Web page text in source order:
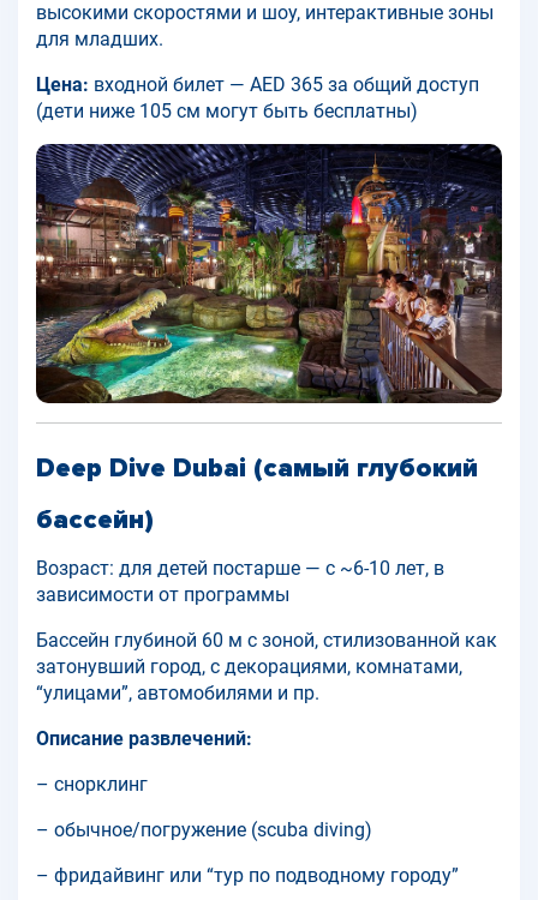
высокими скоростями и шоу, интерактивные зоны
для младших.
Цена: входной билет — AED 365 за общий доступ
(дети ниже 105 см могут быть бесплатны)
Deep Dive Dubai (самый глубокий
бассейн)
Возраст: для детей постарше — с ~6-10 лет, в
зависимости от программы
Бассейн глубиной 60 м с зоной, стилизованной как
затонувший город, с декорациями, комнатами,
“улицами”, автомобилями и пр.
Описание развлечений:
– снорклинг
– обычное/погружение (scuba diving)
– фридайвинг или “тур по подводному городу”